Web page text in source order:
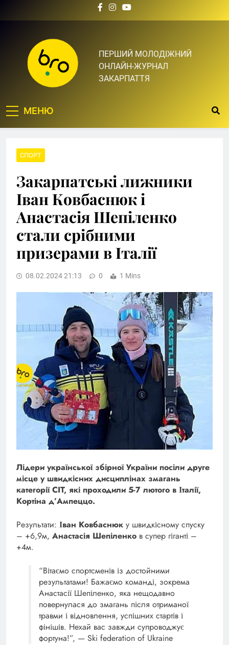
Bro.org.ua | BRO – ЦЕ
ТВІЙ БРО
ПЕРШИЙ МОЛОДІЖНИЙ
ОНЛАЙН-ЖУРНАЛ
ЗАКАРПАТТЯ
МЕНЮ
СПОРТ
Закарпатські лижники
Іван Ковбаснюк і
Анастасія Шепіленко
стали срібними
призерами в Італії
08.02.2024 21:13 0 1 Mins
Лідери української збірної України посіли друге
місце у швидкісних дисциплінах змагань
категорії CIT, які проходили 5-7 лютого в Італії,
Кортіна д’Ампеццо.
Результати: Іван Ковбаснюк у швидкісному спуску
– +6,9м, Анастасія Шепіленко в супер гіганті –
+4м.
“Вітаємо спортсменів із достойними
результатами! Бажаємо команді, зокрема
Анастасії Шепіленко, яка нещодавно
повернулася до змагань після отриманої
травми і відновлення, успішних стартів і
фінішів. Нехай вас завжди супроводжує
фортуна!”, — Ski federation of Ukraine